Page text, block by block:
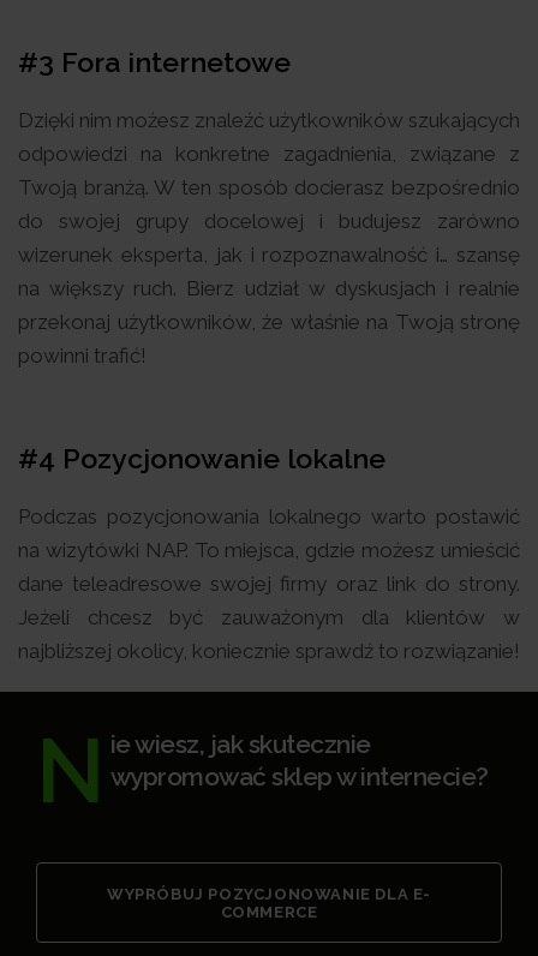
#3 Fora internetowe
Dzięki nim możesz znaleźć użytkowników szukających
odpowiedzi na konkretne zagadnienia, związane z
Twoją branżą. W ten sposób docierasz bezpośrednio
do swojej grupy docelowej i budujesz zarówno
wizerunek eksperta, jak i rozpoznawalność i… szansę
na większy ruch. Bierz udział w dyskusjach i realnie
przekonaj użytkowników, że właśnie na Twoją stronę
powinni trafić!
#4 Pozycjonowanie lokalne
Podczas pozycjonowania lokalnego warto postawić
na wizytówki NAP. To miejsca, gdzie możesz umieścić
dane teleadresowe swojej firmy oraz link do strony.
Jeżeli chcesz być zauważonym dla klientów w
najbliższej okolicy, koniecznie sprawdź to rozwiązanie!
N ie wiesz, jak skutecznie
wypromować sklep w internecie?
WYPRÓBUJ POZYCJONOWANIE DLA E-
COMMERCE